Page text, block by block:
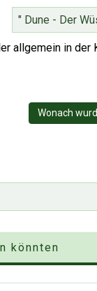
" Dune - Der
allgemein in der
Wonach
könnten